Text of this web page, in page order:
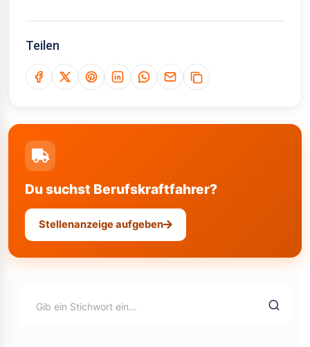
Teilen
Du suchst Berufskraftfahrer?
Stellenanzeige aufgeben